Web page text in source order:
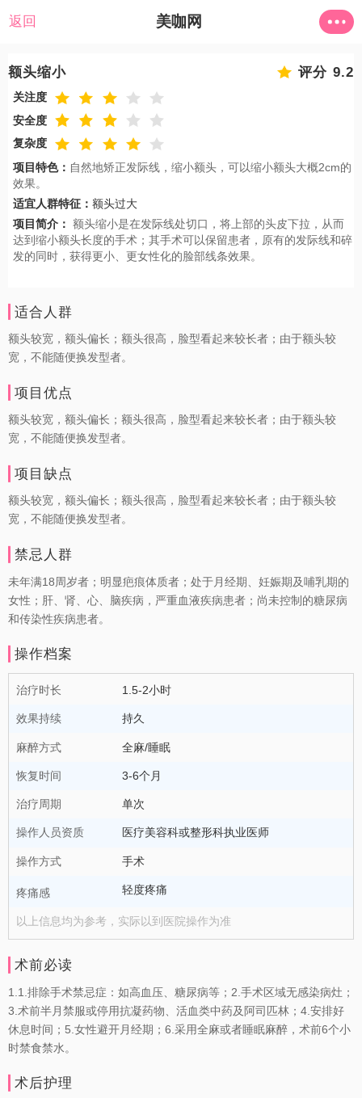
返回 美咖网
额头缩小 评分 9.2
关注度
安全度
复杂度
项目特色： 自然地矫正发际线，缩小额头，可以缩小额头大概2cm的
效果。
适宜人群特征： 额头过大
项目简介： 额头缩小是在发际线处切口，将上部的头皮下拉，从而
达到缩小额头长度的手术；其手术可以保留患者，原有的发际线和碎
发的同时，获得更小、更女性化的脸部线条效果。
适合人群
额头较宽，额头偏长；额头很高，脸型看起来较长者；由于额头较
宽，不能随便换发型者。
项目优点
额头较宽，额头偏长；额头很高，脸型看起来较长者；由于额头较
宽，不能随便换发型者。
项目缺点
额头较宽，额头偏长；额头很高，脸型看起来较长者；由于额头较
宽，不能随便换发型者。
禁忌人群
未年满18周岁者；明显疤痕体质者；处于月经期、妊娠期及哺乳期的
女性；肝、肾、心、脑疾病，严重血液疾病患者；尚未控制的糖尿病
和传染性疾病患者。
操作档案
治疗时长 1.5-2小时
效果持续 持久
麻醉方式 全麻/睡眠
恢复时间 3-6个月
治疗周期 单次
操作人员资质 医疗美容科或整形科执业医师
操作方式 手术
疼痛感 轻度疼痛
以上信息均为参考，实际以到医院操作为准
术前必读
1.1.排除手术禁忌症：如高血压、糖尿病等；2.手术区域无感染病灶；
3.术前半月禁服或停用抗凝药物、活血类中药及阿司匹林；4.安排好
休息时间；5.女性避开月经期；6.采用全麻或者睡眠麻醉，术前6个小
时禁食禁水。
术后护理